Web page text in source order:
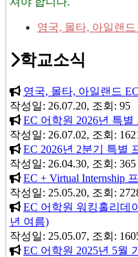
영국, 몰타, 아일랜
학교소식
영국, 몰타, 아일랜드
작성일: 26.07.20, 조회: 95
EC 어학원 2026년 특
작성일: 26.07.02, 조회:
EC 2026년 2분기 특별
작성일: 26.04.30, 조회: 365
EC + Virtual Internship
작성일: 25.05.20, 조회:
EC 어학원 워킹홀리데
년 여름)
작성일: 25.05.07, 조회:
EC 어학원 2025년 5월